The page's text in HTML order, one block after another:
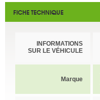
FICHE TECHNIQUE
INFORMATIONS
SUR LE VÉHICULE
Marque